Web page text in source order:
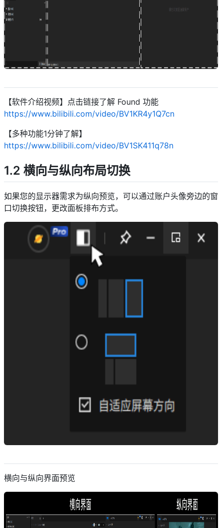
descript
【软件介绍视频】点击链接了解 Found 功能
https://www.bilibili.com/video/BV1KR4y1Q7cn
【多种功能1分钟了解】
https://www.bilibili.com/video/BV1SK411q78n
1.2 横向与纵向布局切换
如果您的显示器需求为纵向预览，可以通过账户头像旁边的窗
口切换按钮，更改面板排布方式。
descript
横向与纵向界面预览